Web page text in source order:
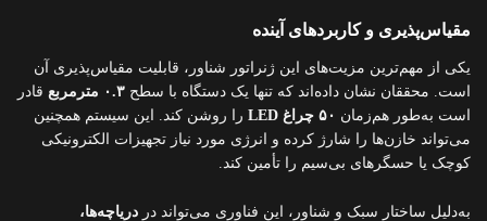
مقیاس‌پذیری و کاربردهای آینده
یکی از مهم‌ترین مزیت‌های این ژنراتور شناور، قابلیت مقیاس‌پذیری آن
است. محققان نشان داده‌اند که تنها یک دستگاه با سطح ۰.۳ مترمربع
قادر
است به‌طور هم‌زمان ۵۰ چراغ LED
را روشن کند. این سیستم همچنین
می‌تواند خازن‌ها را شارژ کرده و انرژی مورد نیاز تجهیزات الکترونیکی
کوچک یا حسگرهای بی‌سیم را تأمین کند.
به‌دلیل ساختار سبک و شناور، این فناوری می‌تواند در دریاچه‌ها،